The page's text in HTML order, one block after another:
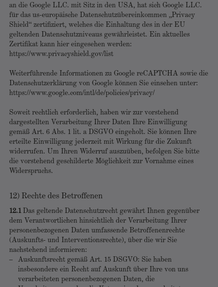
an die Google LLC. mit Sitz in den USA, hat sich Google LLC.
für das us-europäische Datenschutzübereinkommen „Privacy
Shield“ zertifiziert, welches die Einhaltung des in der EU
geltenden Datenschutzniveaus gewährleistet. Ein aktuelles
Zertifikat kann hier eingesehen werden:
https://www.privacyshield.gov/list
Weiterführende Informationen zu Google reCAPTCHA sowie die
Datenschutzerklärung von Google können Sie einsehen unter:
https://www.google.com/intl/de/policies/privacy/
Soweit rechtlich erforderlich, haben wir zur vorstehend
dargestellten Verarbeitung Ihrer Daten Ihre Einwilligung
gemäß Art. 6 Abs. 1 lit. a DSGVO eingeholt. Sie können Ihre
erteilte Einwilligung jederzeit mit Wirkung für die Zukunft
widerrufen. Um Ihren Widerruf auszuüben, befolgen Sie bitte
die vorstehend geschilderte Möglichkeit zur Vornahme eines
Widerspruchs.
12) Rechte des Betroffenen
12.1 Das geltende Datenschutzrecht gewährt Ihnen gegenüber
dem Verantwortlichen hinsichtlich der Verarbeitung Ihrer
personenbezogenen Daten umfassende Betroffenenrechte
(Auskunfts- und Interventionsrechte), über die wir Sie
nachstehend informieren:
Auskunftsrecht gemäß Art. 15 DSGVO: Sie haben
insbesondere ein Recht auf Auskunft über Ihre von uns
verarbeiteten personenbezogenen Daten, die